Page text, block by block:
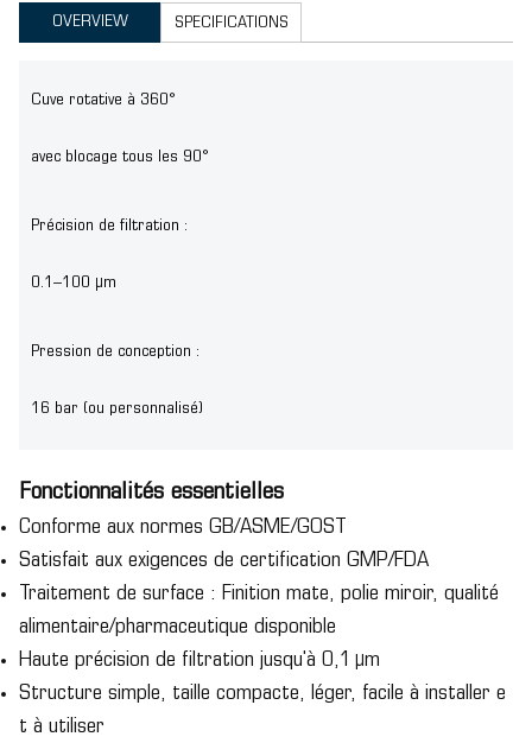
OVERVIEW SPECIFICATIONS
Cuve rotative à 360°
avec blocage tous les 90°
Précision de filtration :
0.1–100 μm
Pression de conception :
16 bar (ou personnalisé)
Fonctionnalités essentielles
Conforme aux normes GB/ASME/GOST
Satisfait aux exigences de certification GMP/FDA
Traitement de surface : Finition mate, polie miroir, qualité
alimentaire/pharmaceutique disponible
Haute précision de filtration jusqu'à 0,1 μm
Structure simple, taille compacte, léger, facile à installer e
t à utiliser